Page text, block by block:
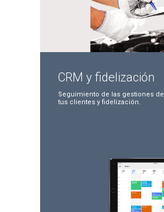
CRM y fidelización
Seguimiento de las gestiones de
tus clientes y fidelización.